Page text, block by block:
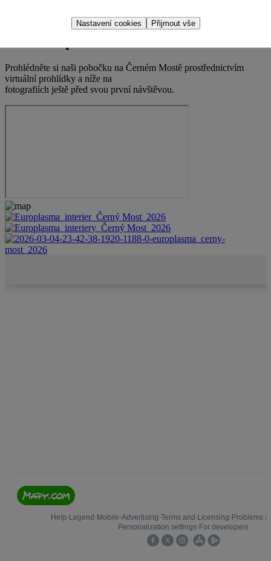
Registrovat se k odběru
Prohlédněte si naši pobočku na Černém Mostě prostřednictvím
virtuální prohlídky a níže na
fotografiích ještě před svou první návštěvou.
Nastavení cookies Přijmout vše